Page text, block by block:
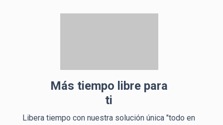
Más tiempo libre para
ti
Libera tiempo con nuestra solución única "todo en